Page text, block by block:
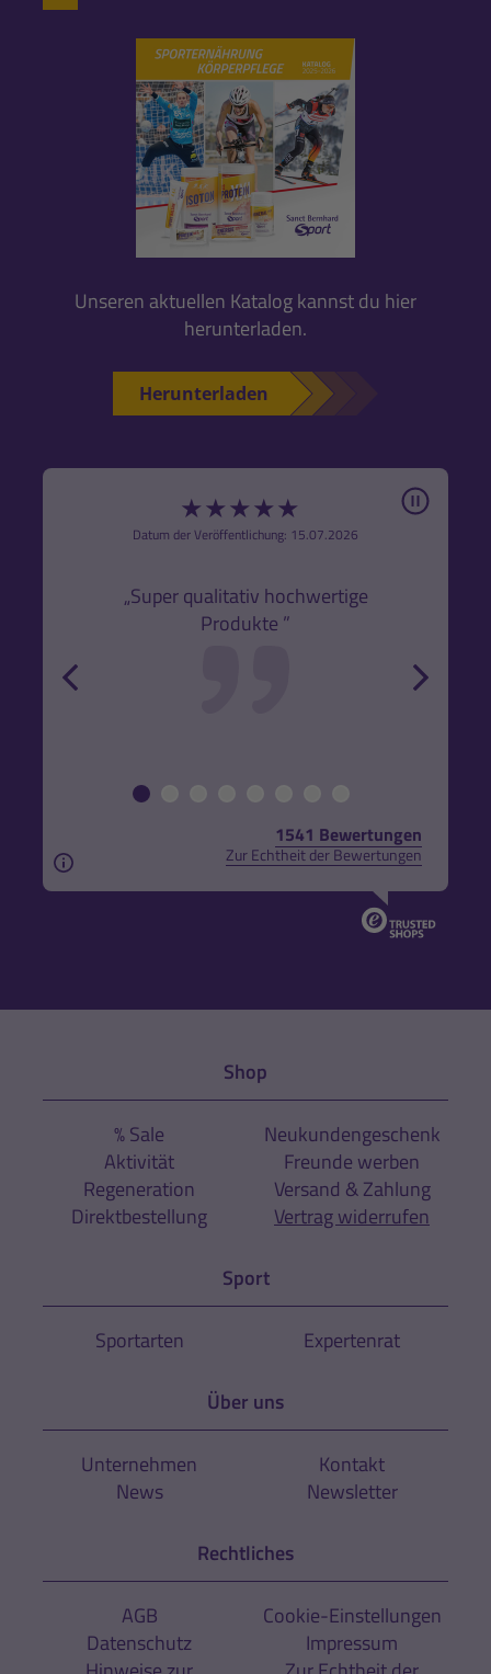
Unseren aktuellen Katalog kannst du hier
herunterladen.
Herunterladen
★★★★★
Datum der Veröffentlichung: 15.07.2026
„Super qualitativ hochwertige
Produkte ”
Pause
1541 Bewertungen
Zur Echtheit der Bewertungen
Aus rechtlichen Gründen weisen wir darauf hin,
Shop
% Sale
Aktivität
Regeneration
Direktbestellung
Neukundengeschenk
Freunde werben
Versand & Zahlung
Vertrag widerrufen
Sport
Sportarten Expertenrat
Über uns
Unternehmen
News
Kontakt
Newsletter
Rechtliches
AGB
Datenschutz
Cookie-Einstellungen
Impressum